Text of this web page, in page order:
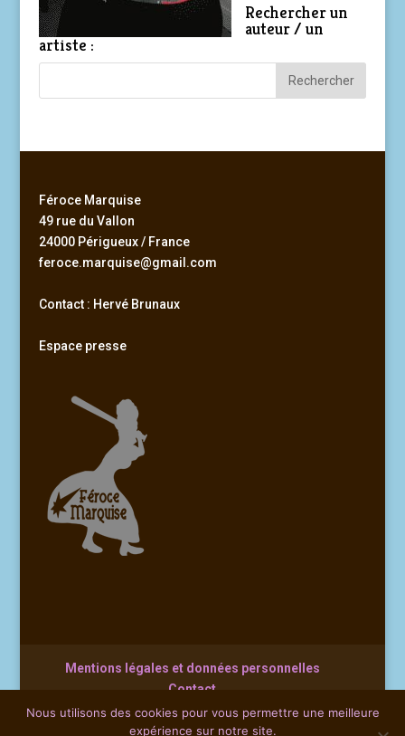
Rechercher un
auteur / un
artiste :
Féroce Marquise
49 rue du Vallon
24000 Périgueux / France
feroce.marquise@gmail.com
Contact : Hervé Brunaux
Espace presse
Mentions légales et données personnelles
Contact
Nous utilisons des cookies pour vous permettre une meilleure
expérience sur notre site.